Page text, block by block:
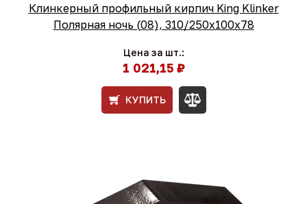
Клинкерный профильный кирпич King Klinker
Полярная ночь (08), 310/250x100x78
Цена за шт.:
1 021,15 ₽
КУПИТЬ